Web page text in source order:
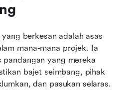
berkesan adalah asas
mana-mana projek. Ia
pandangan yang mereka
bajet seimbang, pihak
dan pasukan selaras.